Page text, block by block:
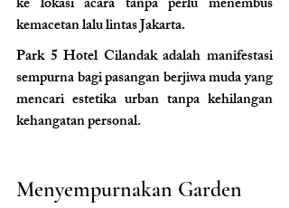
kemacetan lalu lintas Jakarta.
Park 5 Hotel Cilandak adalah manifestasi
sempurna bagi pasangan berjiwa muda yang
mencari estetika urban tanpa kehilangan
kehangatan personal.
Menyempurnakan Garden